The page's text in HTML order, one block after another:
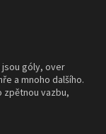
góly, over
a mnoho dalšího.
zpětnou vazbu,